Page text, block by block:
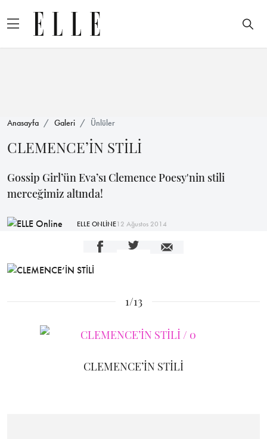
Anasayfa Galeri Ünlüler
CLEMENCE’İN STİLİ
Gossip Girl’ün Eva’sı Clemence Poesy'nin stili
merceğimiz altında!
ELLE ONLİNE12 Ağustos 2014
1/13
CLEMENCE’İN STİLİ